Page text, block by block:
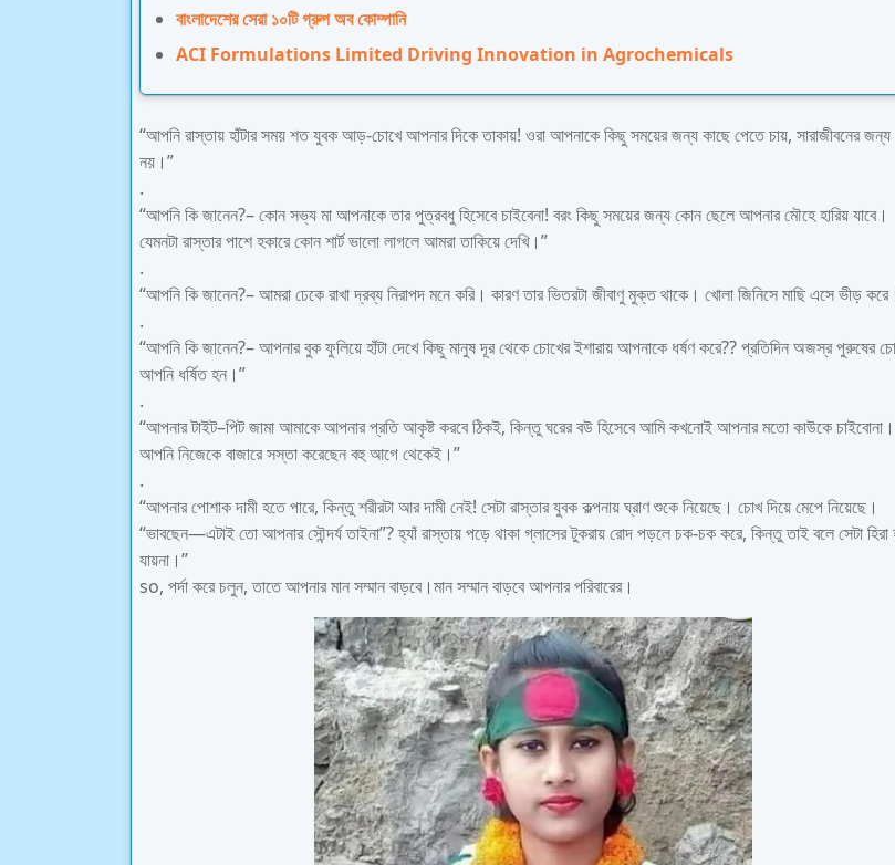
বাংলাদেশের সেরা ১০টি গ্রুপ অব কোম্পানি
ACI Formulations Limited Driving Innovation in Agrochemicals
“আপনি রাস্তায় হাঁটার সময় শত যুবক আড়-চোখে আপনার দিকে তাকায়! ওরা আপনাকে কিছু সময়ের জন্য কাছে পেতে চায়, সারাজীবনের জন্য
নয়।”
.
“আপনি কি জানেন?– কোন সভ্য মা আপনাকে তার পুত্রবধু হিসেবে চাইবেনা! বরং কিছু সময়ের জন্য কোন ছেলে আপনার মৌহে হারিয় যাবে।
যেমনটা রাস্তার পাশে হকারে কোন শার্ট ভালো লাগলে আমরা তাকিয়ে দেখি।”
.
“আপনি কি জানেন?– আমরা ঢেকে রাখা দ্রব্য নিরাপদ মনে করি। কারণ তার ভিতরটা জীবাণু মুক্ত থাকে। খোলা জিনিসে মাছি এসে ভীড়
.
“আপনি কি জানেন?– আপনার বুক ফুলিয়ে হাঁটা দেখে কিছু মানুষ দূর থেকে চোখের ইশারায় আপনাকে ধর্ষণ করে?? প্রতিদিন অজস্র পুরুষের
আপনি ধর্ষিত হন।”
.
“আপনার টাইট–পিট জামা আমাকে আপনার প্রতি আকৃষ্ট করবে ঠিকই, কিন্তু ঘরের বউ হিসেবে আমি কখনোই আপনার মতো কাউকে
আপনি নিজেকে বাজারে সস্তা করেছেন বহু আগে থেকেই।”
.
“আপনার পোশাক দামী হতে পারে, কিন্তু শরীরটা আর দামী নেই! সেটা রাস্তার যুবক কল্পনায় ঘ্রাণ শুকে নিয়েছে। চোখ দিয়ে মেপে নিয়েছে।
“ভাবছেন—এটাই তো আপনার সৌন্দর্য তাইনা”? হ্যাঁ রাস্তায় পড়ে থাকা গ্লাসের টুকরায় রোদ পড়লে চক-চক করে, কিন্তু তাই বলে সেটা হিরা
যায়না।”
so, পর্দা করে চলুন, তাতে আপনার মান সম্মান বাড়বে।মান সম্মান বাড়বে আপনার পরিবারের।